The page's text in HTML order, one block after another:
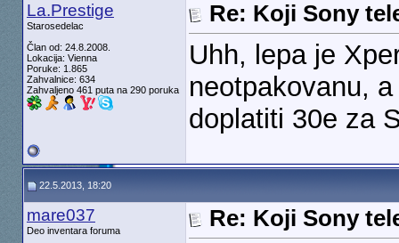
La.Prestige
Starosedelac
Član od: 24.8.2008.
Lokacija: Vienna
Poruke: 1.865
Zahvalnice: 634
Zahvaljeno 461 puta na 290 poruka
Re: Koji Sony
Uhh, lepa je
neotpakovanu,
doplatiti 30e za
22.5.2013, 18:20
mare037
Deo inventara foruma
Re: Koji Sony